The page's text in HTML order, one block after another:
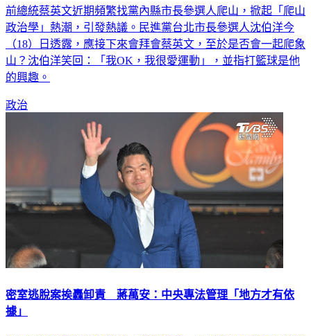
前總統蔡英文近期頻繁找黨內縣市長參選人爬山，掀起「爬山
政治學」熱潮，引發熱議。民進黨台北市長參選人沈伯洋今
（18）日透露，應接下來會拜會蔡英文，至於是否會一起爬象
山？沈伯洋笑回：「我OK，我很愛運動」，並指打籃球是他
的興趣。
政治
密室逃脫案挨轟卸責 蔣萬安：中央專法管理「地方才有依
據」